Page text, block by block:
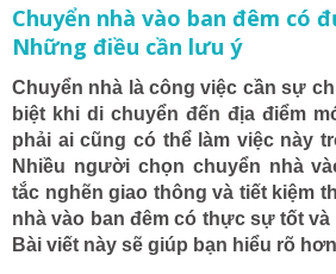
Chuyển nhà vào ban đêm có
Những điều cần lưu ý
Chuyển nhà là công việc cần sự
biệt khi di chuyển đến địa điểm
phải ai cũng có thể làm việc này
Nhiều người chọn chuyển nhà
tắc nghẽn giao thông và tiết kiệm
nhà vào ban đêm có thực sự tốt
Bài viết này sẽ giúp bạn hiểu rõ